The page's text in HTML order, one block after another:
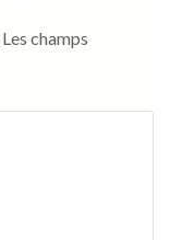
Les champs